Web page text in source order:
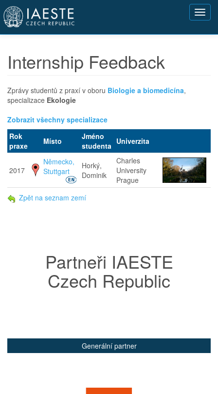
Přejít
hlavnímu
obsahu
Internship Feedback
Zprávy studentů z praxí v oboru Biologie a biomedicína,
specializace Ekologie
Zobrazit všechny specializace
Rok
praxe
Místo
Jméno
studenta Univerzita
2017
Německo,
Stuttgart
Horký,
Dominik
Charles
University
Prague
Zpět na seznam zemí
Partneři IAESTE
Czech Republic
Generální partner